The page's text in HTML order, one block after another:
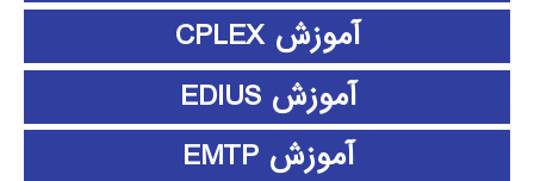
آموزش CPLEX
آموزش EDIUS
آموزش EMTP